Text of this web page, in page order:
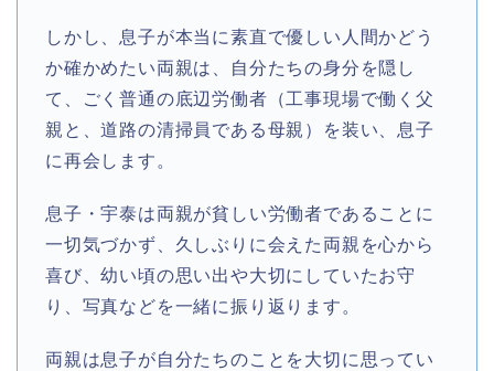
しかし、息子が本当に素直で優しい人間かどう
か確かめたい両親は、自分たちの身分を隠し
て、ごく普通の底辺労働者（工事現場で働く父
親と、道路の清掃員である母親）を装い、息子
に再会します。
息子・宇泰は両親が貧しい労働者であることに
一切気づかず、久しぶりに会えた両親を心から
喜び、幼い頃の思い出や大切にしていたお守
り、写真などを一緒に振り返ります。
両親は息子が自分たちのことを大切に思ってい